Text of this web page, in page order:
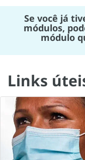
Se você já
módulos,
módulo
Links